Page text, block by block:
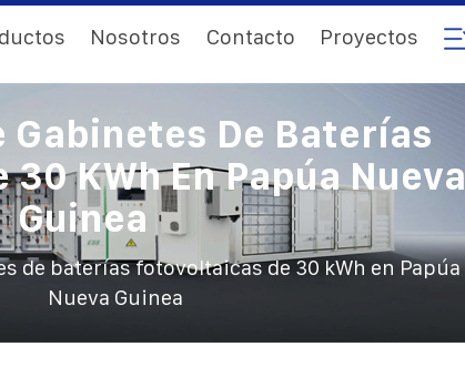
Nosotros Contacto Proyectos
Gabinetes De Baterías
KWh En Papúa Nueva
Guinea
de baterías fotovoltaicas de 30 kWh en Papúa
Nueva Guinea